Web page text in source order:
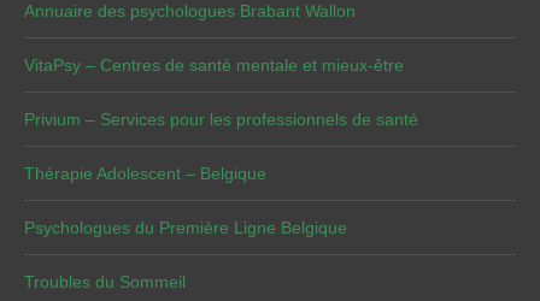
Annuaire des psychologues Brabant Wallon
VitaPsy – Centres de santé mentale et mieux-être
Privium – Services pour les professionnels de santé
Thérapie Adolescent – Belgique
Psychologues du Première Ligne Belgique
Troubles du Sommeil